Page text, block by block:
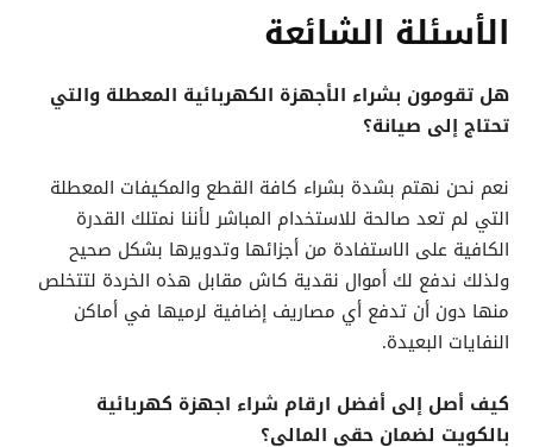
الأسئلة الشائعة
هل تقومون بشراء الأجهزة الكهربائية المعطلة والتي
تحتاج إلى صيانة؟
نعم نحن نهتم بشدة بشراء كافة القطع والمكيفات المعطلة
التي لم تعد صالحة للاستخدام المباشر لأننا نمتلك القدرة
الكافية على الاستفادة من أجزائها وتدويرها بشكل صحيح
ولذلك ندفع لك أموال نقدية كاش مقابل هذه الخردة لتتخلص
منها دون أن تدفع أي مصاريف إضافية لرميها في أماكن
النفايات البعيدة.
كيف أصل إلى أفضل ارقام شراء اجهزة كهربائية
بالكويت لضمان حقي المالي؟